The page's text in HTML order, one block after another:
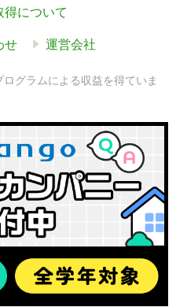
得について
せ 運営会社
グラムによる収益を得ていま